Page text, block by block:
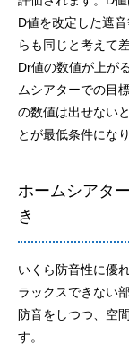
D値を改定した遮
らも同じと考えて
Dr値の数値が上が
ムシアターでの目
の数値は出せない
とが最低条件にな
ホームシアタ
き
いくら防音性に優
ラックスできない
防音をしつつ、空
す。